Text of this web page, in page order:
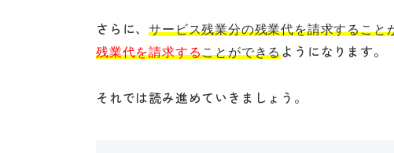
さらに、サービス残業分の残業代を請求すること
残業代を請求することができるようになります。
それでは読み進めていきましょう。